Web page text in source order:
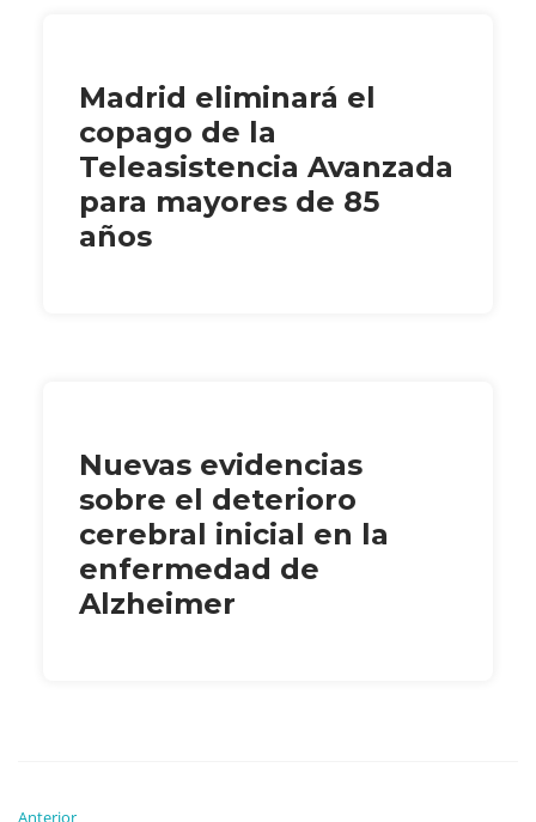
Madrid eliminará el
copago de la
Teleasistencia Avanzada
para mayores de 85
años
Nuevas evidencias
sobre el deterioro
cerebral inicial en la
enfermedad de
Alzheimer
Anterior